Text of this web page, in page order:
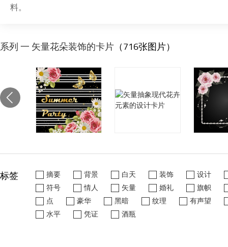
料。
系列 一 矢量花朵装饰的卡片 （716张图片）
标签 摘要 背景 白天 装饰
设计
符号
情人 矢量 婚礼
旗帜
点
豪华 黑暗 纹理
有声望
水平
凭证 酒瓶